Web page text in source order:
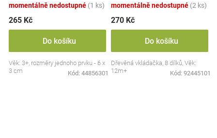
momentálně nedostupné (1 ks)
265 Kč
Do košíku
Věk: 3+, rozměry jednoho prvku - 6 x
3 cm
Kód: 44856301
momentálně nedostupné (2 ks)
270 Kč
Do košíku
Dřevěná vkládačka, 8 dílků, Věk:
12m+
Kód: 92445101